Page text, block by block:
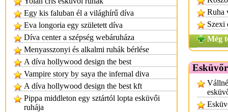
Egy kis faluban él a világhírű díva
Eva longoria egy született díva
Díva center a szépség webáruháza
Menyasszonyi és alkalmi ruhák bérlése
A díva hollywood design the best
Vampire story by saya the infernal diva
A díva hollywood design the best kft
Pippa middleton egy sztártól lopta esküvői
ruhája
Ruha
Szexi
Még